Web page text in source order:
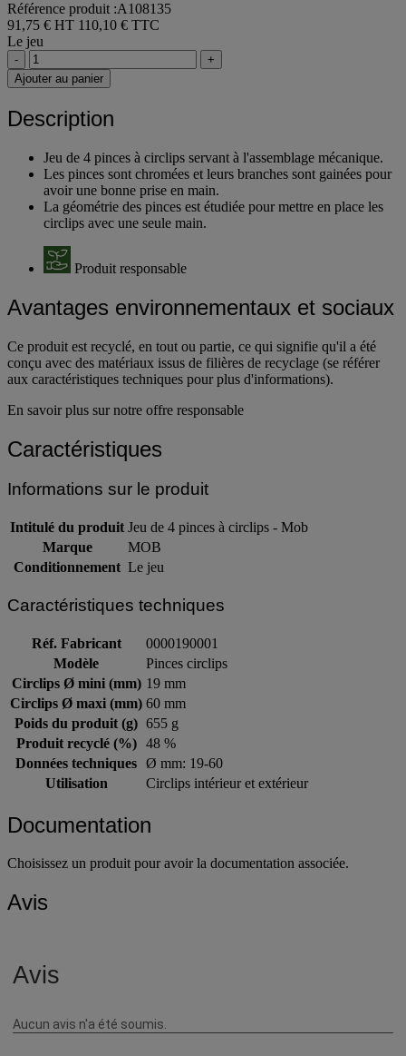
Référence produit :A108135
91,75 € HT 110,10 € TTC
Le jeu
-
+
Ajouter au panier
Description
Jeu de 4 pinces à circlips servant à l'assemblage mécanique.
Les pinces sont chromées et leurs branches sont gainées pour
avoir une bonne prise en main.
La géométrie des pinces est étudiée pour mettre en place les
circlips avec une seule main.
Produit responsable
Avantages environnementaux et sociaux
Ce produit est recyclé, en tout ou partie, ce qui signifie qu'il a été
conçu avec des matériaux issus de filières de recyclage (se référer
aux caractéristiques techniques pour plus d'informations).
En savoir plus sur notre offre responsable
Caractéristiques
Informations sur le produit
Intitulé du produit Jeu de 4 pinces à circlips - Mob
Marque
MOB
Conditionnement Le jeu
Caractéristiques techniques
Réf. Fabricant
0000190001
Modèle
Pinces circlips
Circlips Ø mini (mm) 19 mm
Circlips Ø maxi (mm) 60 mm
Poids du produit (g) 655 g
Produit recyclé (%)
48 %
Données techniques Ø mm: 19-60
Utilisation
Circlips intérieur et extérieur
Documentation
Choisissez un produit pour avoir la documentation associée.
Avis